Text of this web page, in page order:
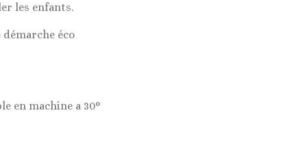
les enfants.
éco
en machine a 30°